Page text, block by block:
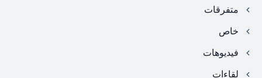
متفرقات
خاص
فيديوهات
لقاءات